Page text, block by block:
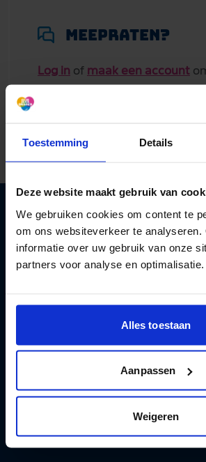
Toestemming Details
Deze website maakt gebruik van
We gebruiken cookies om content te
om ons websiteverkeer te analyseren.
informatie over uw gebruik van onze
partners voor analyse en optimalisatie.
Alles toestaan
Aanpassen
Weigeren
Meepraten?
Log in of maak een account
Aan de slag met een
met minder alcohol
Test en apps
Hulp en advies